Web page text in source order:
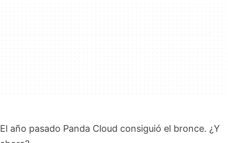
El año pasado Panda Cloud consiguió el bronce. ¿Y